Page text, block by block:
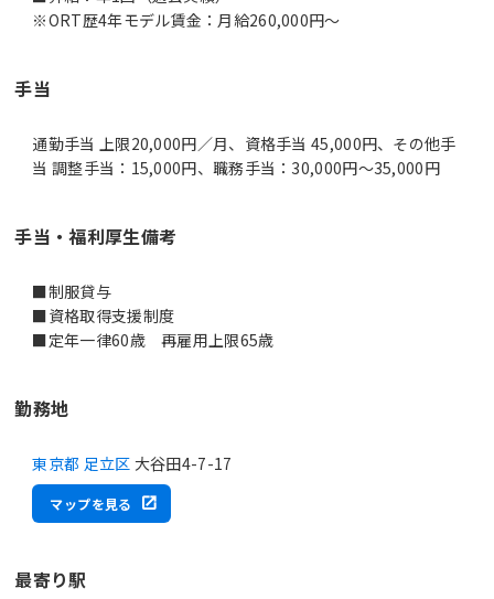
※ORT歴4年モデル賃金：月給260,000円～
手当
通勤手当 上限20,000円／月、資格手当 45,000円、その他手
当 調整手当：15,000円、職務手当：30,000円～35,000円
手当・福利厚生備考
■制服貸与
■資格取得支援制度
■定年一律60歳 再雇用上限65歳
勤務地
東京都 足立区 大谷田4-7-17
マップを見る
最寄り駅